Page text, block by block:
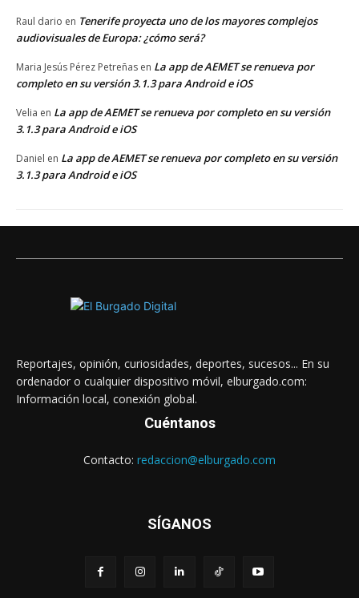
Raul dario en Tenerife proyecta uno de los mayores complejos
audiovisuales de Europa: ¿cómo será?
Maria Jesús Pérez Petreñas en La app de AEMET se renueva por
completo en su versión 3.1.3 para Android e iOS
Velia en La app de AEMET se renueva por completo en su versión
3.1.3 para Android e iOS
Daniel en La app de AEMET se renueva por completo en su versión
3.1.3 para Android e iOS
Reportajes, opinión, curiosidades, deportes, sucesos... En su
ordenador o cualquier dispositivo móvil, elburgado.com:
Información local, conexión global.
Cuéntanos
Contacto: redaccion@elburgado.com
SÍGANOS